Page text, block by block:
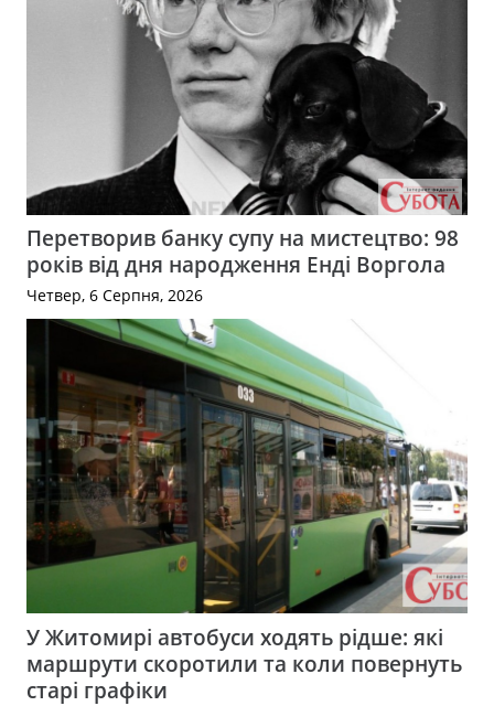
Перетворив банку супу на мистецтво: 98
років від дня народження Енді Воргола
Четвер, 6 Серпня, 2026
У Житомирі автобуси ходять рідше: які
маршрути скоротили та коли повернуть
старі графіки